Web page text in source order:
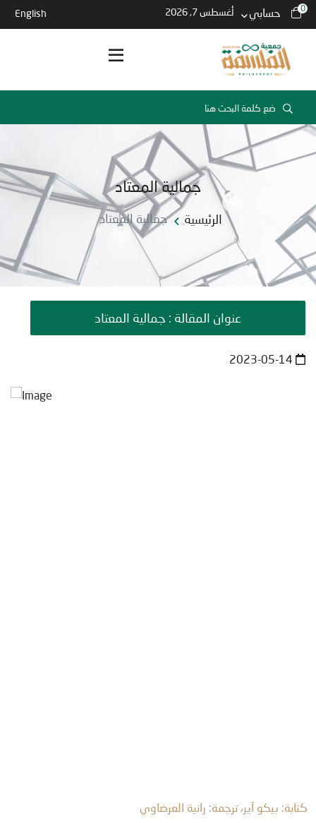
0 حسابي أغسطس 7, 2026 English
جمالية المعتاد
الرئيسية جمالية المعتاد
عنوان المقالة : جمالية المعتاد
كتابة: بيكو آير، ترجمة: رانية العرضاوي